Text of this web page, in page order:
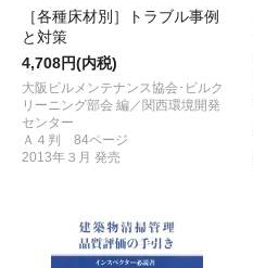
［各種床材別］トラブル事例
と対策
4,708円(内税)
大阪ビルメンテナンス協会･ビルク
リーニング部会 編／関西環境開発
センター
Ａ４判 84ページ
2013年３月 発売